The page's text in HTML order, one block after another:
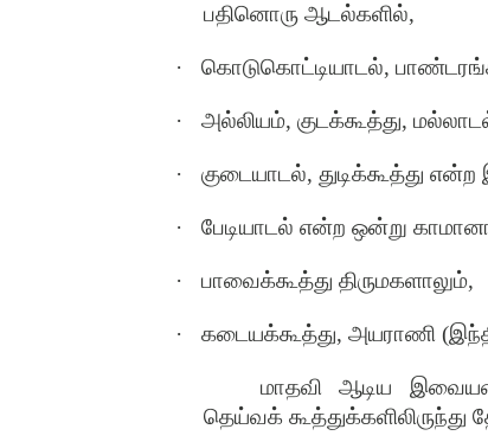
பதினொரு ஆடல்களில்,
· கொடுகொட்டியாடல்,
· அல்லியம், குடக்கூத்து,
· குடையாடல், துடிக்கூத்து
· பேடியாடல் என்ற ஒன்று
· பாவைக்கூத்து திருமகளாலும்,
· கடையக்கூத்து, அயராணி (
மாதவி ஆடிய
தெய்வக்